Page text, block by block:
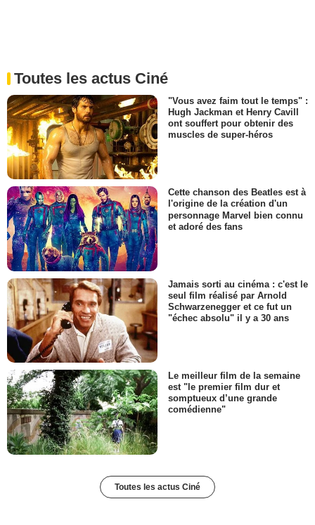
Toutes les actus Ciné
"Vous avez faim tout le temps" :
Hugh Jackman et Henry Cavill
ont souffert pour obtenir des
muscles de super-héros
Cette chanson des Beatles est à
l'origine de la création d'un
personnage Marvel bien connu
et adoré des fans
Jamais sorti au cinéma : c'est le
seul film réalisé par Arnold
Schwarzenegger et ce fut un
"échec absolu" il y a 30 ans
Le meilleur film de la semaine
est "le premier film dur et
somptueux d’une grande
comédienne"
Toutes les actus Ciné